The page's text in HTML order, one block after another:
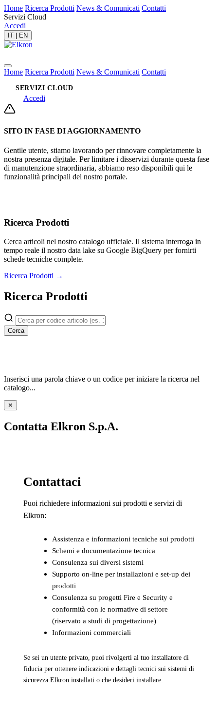
Home Ricerca Prodotti News & Comunicati Contatti
Servizi Cloud
Accedi
IT EN
Home Ricerca Prodotti News & Comunicati Contatti
SERVIZI CLOUD
Accedi
SITO IN FASE DI AGGIORNAMENTO
Gentile utente, stiamo lavorando per rinnovare completamente la
nostra presenza digitale. Per limitare i disservizi durante questa fase
di manutenzione straordinaria, abbiamo reso disponibili qui le
funzionalità principali del nostro portale.
Ricerca Prodotti
Cerca articoli nel nostro catalogo ufficiale. Il sistema interroga in
tempo reale il nostro data lake su Google BigQuery per fornirti
schede tecniche complete.
Ricerca Prodotti →
Ricerca Prodotti
Cerca
Inserisci una parola chiave o un codice per iniziare la ricerca nel
catalogo...
✕
Contatta Elkron S.p.A.
Contattaci
Puoi richiedere informazioni sui prodotti e servizi di
Elkron:
Assistenza e informazioni tecniche sui prodotti
Schemi e documentazione tecnica
Consulenza sui diversi sistemi
Supporto on-line per installazioni e set-up dei
prodotti
Consulenza su progetti Fire e Security e
conformità con le normative di settore
(riservato a studi di progettazione)
Informazioni commerciali
Se sei un utente privato, puoi rivolgerti al tuo installatore di
fiducia per ottenere indicazioni e dettagli tecnici sui sistemi di
sicurezza Elkron installati o che desideri installare.